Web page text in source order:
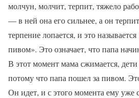
молчун, молчит, терпит, тяжело
— в ней она его сильнее, а он
терпение лопается, и это
пивом». Это означает, что папа
В этот момент мама сжимается,
потому что папа пошел за пивом.
Он идет, и с этого момента ему уже